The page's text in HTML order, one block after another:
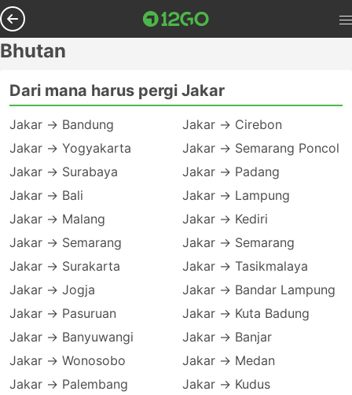
Bhutan
Dari mana harus pergi Jakar
Jakar → Bandung
Jakar → Yogyakarta
Jakar → Surabaya
Jakar → Bali
Jakar → Malang
Jakar → Semarang
Jakar → Surakarta
Jakar → Jogja
Jakar → Pasuruan
Jakar → Banyuwangi
Jakar → Wonosobo
Jakar → Palembang
Jakar → Cirebon
Jakar → Semarang Poncol
Jakar → Padang
Jakar → Lampung
Jakar → Kediri
Jakar → Semarang
Jakar → Tasikmalaya
Jakar → Bandar Lampung
Jakar → Kuta Badung
Jakar → Banjar
Jakar → Medan
Jakar → Kudus